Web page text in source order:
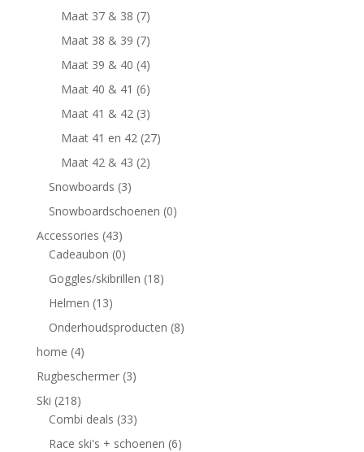
Maat 37 & 38 (7)
Maat 38 & 39 (7)
Maat 39 & 40 (4)
Maat 40 & 41 (6)
Maat 41 & 42 (3)
Maat 41 en 42 (27)
Maat 42 & 43 (2)
Snowboards (3)
Snowboardschoenen (0)
Accessories (43)
Cadeaubon (0)
Goggles/skibrillen (18)
Helmen (13)
Onderhoudsproducten (8)
home (4)
Rugbeschermer (3)
Ski (218)
Combi deals (33)
Race ski's + schoenen (6)